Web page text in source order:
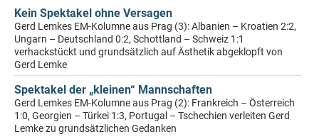
Kein Spektakel ohne Versagen
Gerd Lemkes EM-Kolumne aus Prag (3): Albanien – Kroatien 2:2,
Ungarn – Deutschland 0:2, Schottland – Schweiz 1:1
verhackstückt und grundsätzlich auf Ästhetik abgeklopft von
Gerd Lemke
Spektakel der „kleinen“ Mannschaften
Gerd Lemkes EM-Kolumne aus Prag (2): Frankreich – Österreich
1:0, Georgien – Türkei 1:3, Portugal – Tschechien verleiten Gerd
Lemke zu grundsätzlichen Gedanken